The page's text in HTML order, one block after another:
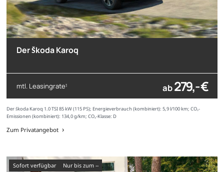
Der Škoda Karoq
mtl. Leasingrate1 ab279,- €
Der Škoda Karoq 1.0 TSI 85 kW (115 PS); Energieverbrauch (kombiniert): 5,9 l/100 km; CO₂-
Emissionen (kombiniert): 134,0 g/km; CO₂-Klasse: D
Zum Privatangebot
sofort verfügbar nur bis zum --